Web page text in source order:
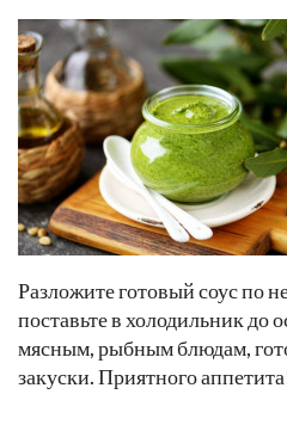
Разложите готовый соус по
поставьте в холодильник до
мясным, рыбным блюдам,
закуски. Приятного